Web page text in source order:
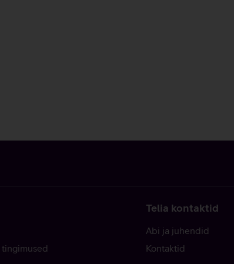
Telia kontaktid
Abi ja juhendid
Kontaktid